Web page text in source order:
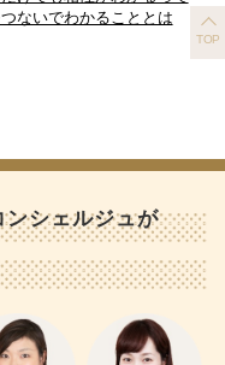
ないでわかることとは
TOP
ンシェルジュが